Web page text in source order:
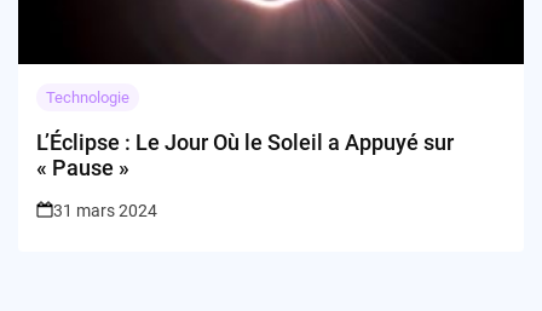
Technologie
L’Éclipse : Le Jour Où le Soleil a Appuyé sur
« Pause »
31 mars 2024